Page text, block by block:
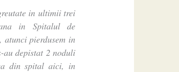
in ultimii trei
in Spitalul de
pierdusem in
depistat 2 noduli
din spital aici, in